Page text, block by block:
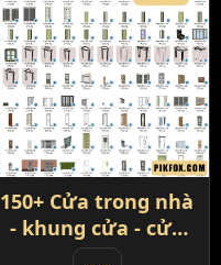
150+ Cửa trong nhà
- khung cửa - cửa
phòng và đồ nội